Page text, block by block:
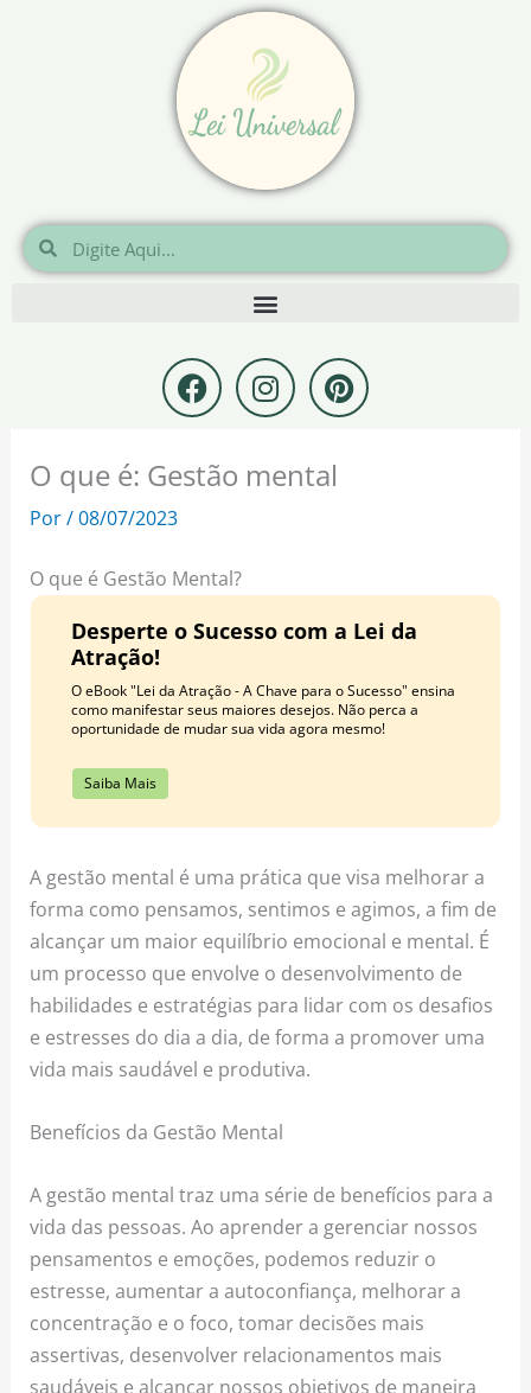
Pesquisar
Pesquisar
F
a
c
e
b
k
I
n
s
t
a
m
P
i
n
t
O que é: Gestão mental
Por/08/07/2023
O que é Gestão Mental?
Desperte o Sucesso com a Lei da
Atração!
O eBook "Lei da Atração - A Chave para o Sucesso" ensina
como manifestar seus maiores desejos. Não perca a
oportunidade de mudar sua vida agora mesmo!
Saiba Mais
A gestão mental é uma prática que visa melhorar a
forma como pensamos, sentimos e agimos, a fim de
alcançar um maior equilíbrio emocional e mental. É
um processo que envolve o desenvolvimento de
habilidades e estratégias para lidar com os desafios
e estresses do dia a dia, de forma a promover uma
vida mais saudável e produtiva.
Benefícios da Gestão Mental
A gestão mental traz uma série de benefícios para a
vida das pessoas. Ao aprender a gerenciar nossos
pensamentos e emoções, podemos reduzir o
estresse, aumentar a autoconfiança, melhorar a
concentração e o foco, tomar decisões mais
assertivas, desenvolver relacionamentos mais
saudáveis e alcançar nossos objetivos de maneira